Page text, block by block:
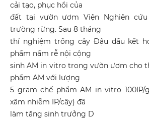
cải tạo, phục hồi của
đất tại vườn ươm Viện Nghiên
trường rừng. Sau 8 tháng
thí nghiệm trồng cây Đậu dầu kết
phẩm nấm rễ nội cộng
sinh AM in vitro trong vườn ươm cho
phẩm AM với lượng
5 gram chế phẩm AM in vitro 100IP/
xâm nhiễm IP/cây) đã
làm tăng sinh trưởng D